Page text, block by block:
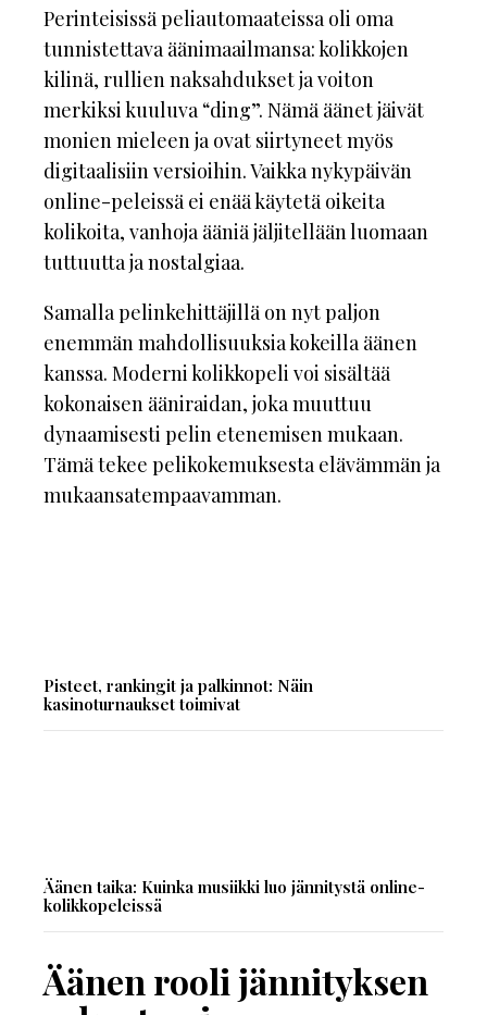
Perinteisissä peliautomaateissa oli oma
tunnistettava äänimaailmansa: kolikkojen
kilinä, rullien naksahdukset ja voiton
merkiksi kuuluva “ding”. Nämä äänet jäivät
monien mieleen ja ovat siirtyneet myös
digitaalisiin versioihin. Vaikka nykypäivän
online-peleissä ei enää käytetä oikeita
kolikoita, vanhoja ääniä jäljitellään luomaan
tuttuutta ja nostalgiaa.
Samalla pelinkehittäjillä on nyt paljon
enemmän mahdollisuuksia kokeilla äänen
kanssa. Moderni kolikkopeli voi sisältää
kokonaisen ääniraidan, joka muuttuu
dynaamisesti pelin etenemisen mukaan.
Tämä tekee pelikokemuksesta elävämmän ja
mukaansatempaavamman.
Pisteet, rankingit ja palkinnot: Näin
kasinoturnaukset toimivat
Äänen taika: Kuinka musiikki luo jännitystä online-
kolikkopeleissä
Äänen rooli jännityksen